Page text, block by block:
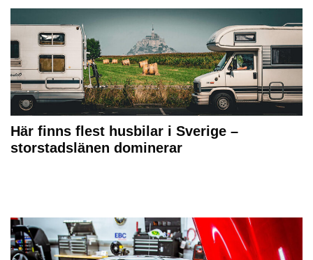
Här finns flest husbilar i Sverige –
storstadslänen dominerar